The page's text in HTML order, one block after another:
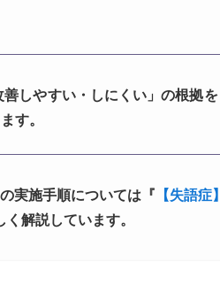
しやすい・しにくい」の根拠
す。
実施手順については『 【失語
く解説しています。